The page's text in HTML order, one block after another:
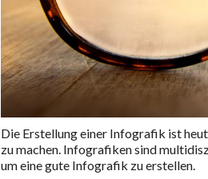
Die Erstellung einer Infografik ist
zu machen. Infografiken sind
um eine gute Infografik zu erstellen.